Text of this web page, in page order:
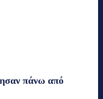
πάνω από